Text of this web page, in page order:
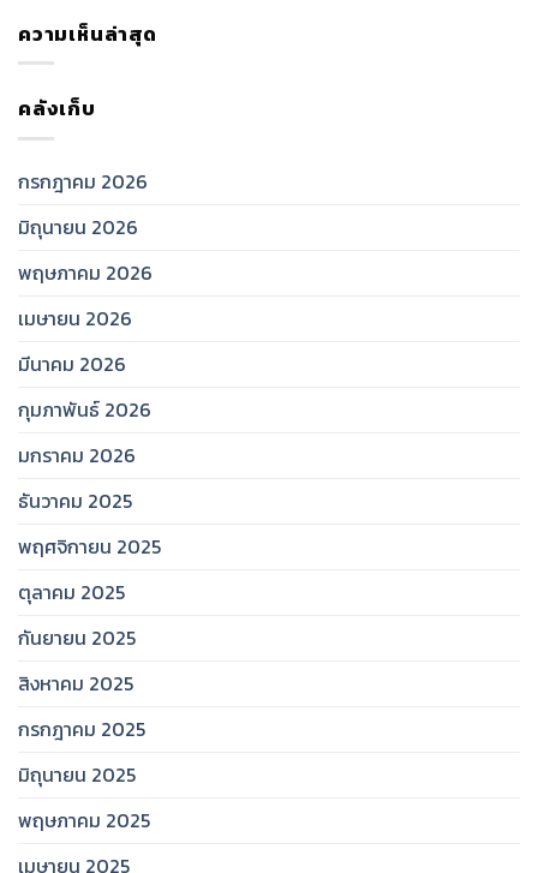
ความเห็นล่าสุด
คลังเก็บ
กรกฎาคม 2026
มิถุนายน 2026
พฤษภาคม 2026
เมษายน 2026
มีนาคม 2026
กุมภาพันธ์ 2026
มกราคม 2026
ธันวาคม 2025
พฤศจิกายน 2025
ตุลาคม 2025
กันยายน 2025
สิงหาคม 2025
กรกฎาคม 2025
มิถุนายน 2025
พฤษภาคม 2025
เมษายน 2025